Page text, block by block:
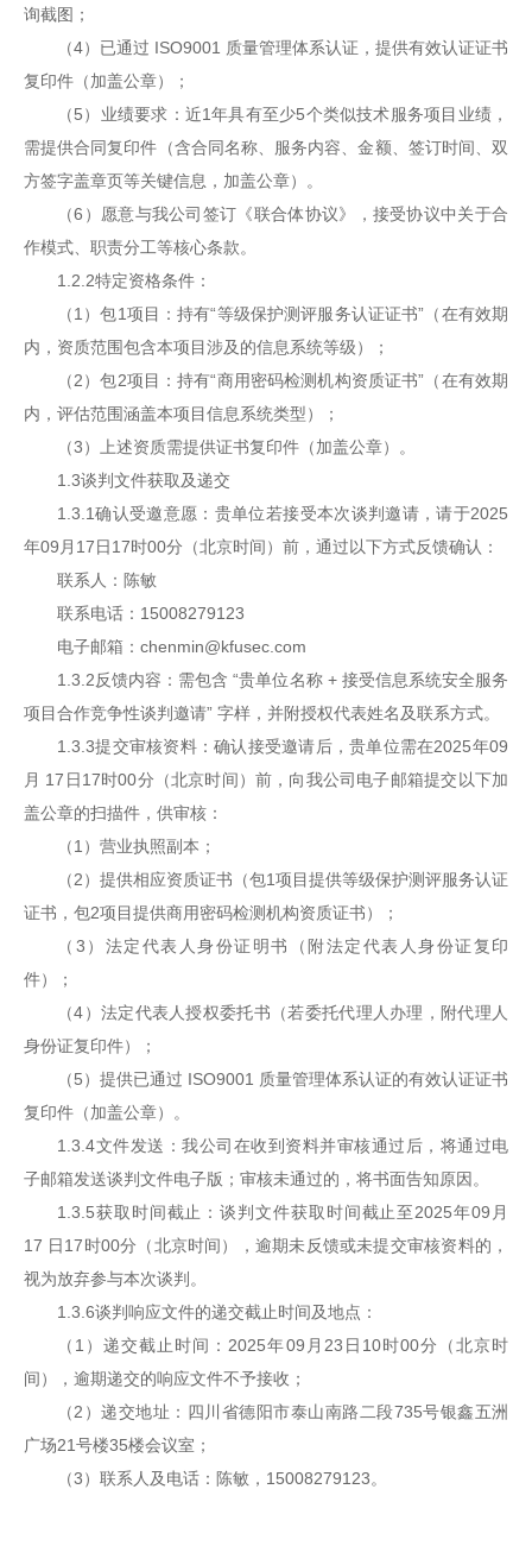
询截图；
（4）已通过 ISO9001 质量管理体系认证，提供有效认证证书
复印件（加盖公章）；
（5）业绩要求：近1年具有至少5个类似技术服务项目业绩，
需提供合同复印件（含合同名称、服务内容、金额、签订时间、双
方签字盖章页等关键信息，加盖公章）。
（6）愿意与我公司签订《联合体协议》，接受协议中关于合
作模式、职责分工等核心条款。
1.2.2特定资格条件：
（1）包1项目：持有“等级保护测评服务认证证书”（在有效期
内，资质范围包含本项目涉及的信息系统等级）；
（2）包2项目：持有“商用密码检测机构资质证书”（在有效期
内，评估范围涵盖本项目信息系统类型）；
（3）上述资质需提供证书复印件（加盖公章）。
1.3谈判文件获取及递交
1.3.1确认受邀意愿：贵单位若接受本次谈判邀请，请于2025
年09月17日17时00分（北京时间）前，通过以下方式反馈确认：
联系人：陈敏
联系电话：15008279123
电子邮箱：chenmin@kfusec.com
1.3.2反馈内容：需包含 “贵单位名称 + 接受信息系统安全服务
项目合作竞争性谈判邀请” 字样，并附授权代表姓名及联系方式。
1.3.3提交审核资料：确认接受邀请后，贵单位需在2025年09
月 17日17时00分（北京时间）前，向我公司电子邮箱提交以下加
盖公章的扫描件，供审核：
（1）营业执照副本；
（2）提供相应资质证书（包1项目提供等级保护测评服务认证
证书，包2项目提供商用密码检测机构资质证书）；
（3）法定代表人身份证明书（附法定代表人身份证复印
件）；
（4）法定代表人授权委托书（若委托代理人办理，附代理人
身份证复印件）；
（5）提供已通过 ISO9001 质量管理体系认证的有效认证证书
复印件（加盖公章）。
1.3.4文件发送：我公司在收到资料并审核通过后，将通过电
子邮箱发送谈判文件电子版；审核未通过的，将书面告知原因。
1.3.5获取时间截止：谈判文件获取时间截止至2025年09月
17 日17时00分（北京时间），逾期未反馈或未提交审核资料的，
视为放弃参与本次谈判。
1.3.6谈判响应文件的递交截止时间及地点：
（1）递交截止时间：2025年09月23日10时00分（北京时
间），逾期递交的响应文件不予接收；
（2）递交地址：四川省德阳市泰山南路二段735号银鑫五洲
广场21号楼35楼会议室；
（3）联系人及电话：陈敏，15008279123。